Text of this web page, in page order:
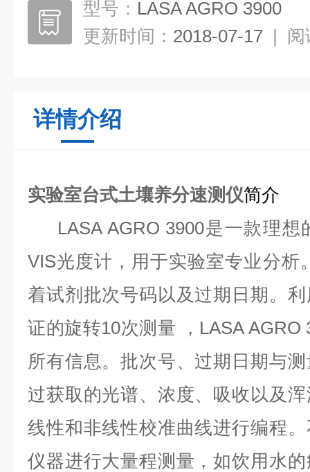
型号： LASA AGRO 3900
更新时间： 2018-07-17 | 阅
详情介绍
实验室台式土壤养分速测仪简介
LASA AGRO 3900是一款理想
VIS光度计，用于实验室专业分析
着试剂批次号码以及过期日期。
证的旋转10次测量 ，LASA AGRO
所有信息。批次号、过期日期与
过获取的光谱、浓度、吸收以及
线性和非线性校准曲线进行编程
仪器进行大量程测量，如饮用水